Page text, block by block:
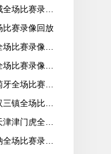
比赛录像回放